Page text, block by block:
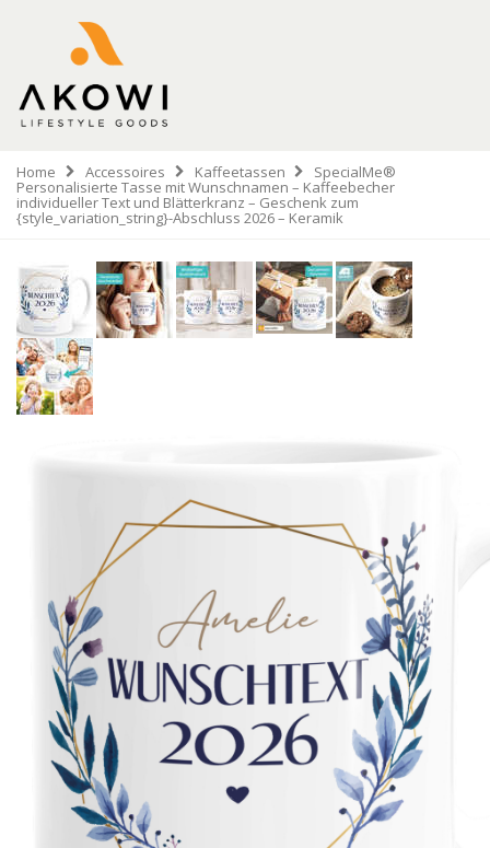
Home Accessoires Kaffeetassen SpecialMe®
Personalisierte Tasse mit Wunschnamen – Kaffeebecher
individueller Text und Blätterkranz – Geschenk zum
{style_variation_string}-Abschluss 2026 – Keramik